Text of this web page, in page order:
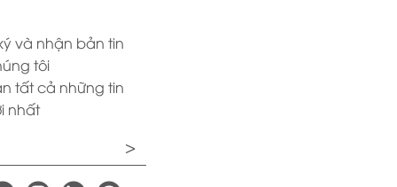
và nhận bản tin
tôi
tất cả những tin
nhất